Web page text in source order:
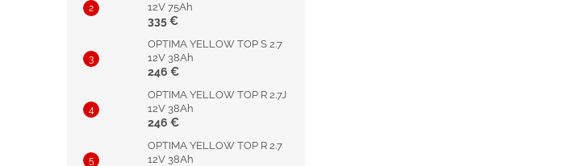
12V 75Ah
335 €
OPTIMA YELLOW TOP S 2.7
12V 38Ah
246 €
OPTIMA YELLOW TOP R 2.7J
12V 38Ah
246 €
OPTIMA YELLOW TOP R 2.7
12V 38Ah